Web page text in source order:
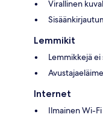
Virallinen
Lemmikit
Lemmikkejä ei
Internet
Ilmainen Wi-